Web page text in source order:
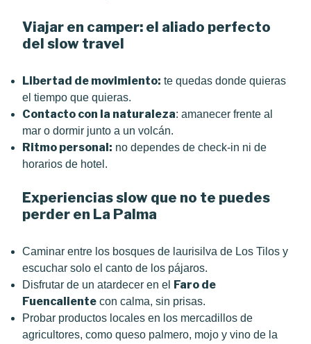
Viajar en camper: el aliado perfecto
del slow travel
Libertad de movimiento: te quedas donde quieras
el tiempo que quieras.
Contacto con la naturaleza: amanecer frente al
mar o dormir junto a un volcán.
Ritmo personal: no dependes de check-in ni de
horarios de hotel.
Experiencias slow que no te puedes
perder en La Palma
Caminar entre los bosques de laurisilva de Los Tilos y
escuchar solo el canto de los pájaros.
Disfrutar de un atardecer en el Faro de
Fuencaliente con calma, sin prisas.
Probar productos locales en los mercadillos de
agricultores, como queso palmero, mojo y vino de la